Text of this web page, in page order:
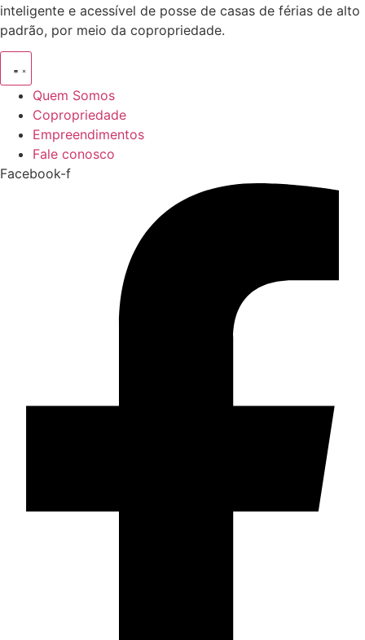
inteligente e acessível de posse de casas de férias de alto
padrão, por meio da copropriedade.
Quem Somos
Copropriedade
Empreendimentos
Fale conosco
Facebook-f